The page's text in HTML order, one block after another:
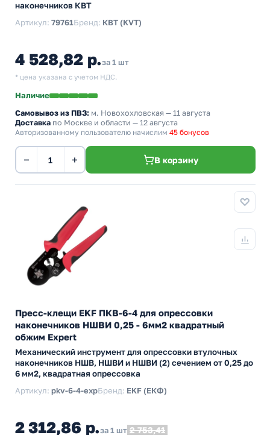
наконечников КВТ
Артикул: 79761Бренд: КВТ (KVT)
4 528,82 р.за 1 шт
* цена указана с учетом НДС.
Наличие
Самовывоз из ПВЗ: м. Новохохловская — 11 августа
Доставка по Москве и области — 12 августа
Авторизованному пользователю начислим 45 бонусов
− + В корзину
Пресс-клещи EKF ПКВ-6-4 для опрессовки
наконечников НШВИ 0,25 - 6мм2 квадратный
обжим Expert
Механический инструмент для опрессовки втулочных
наконечников НШВ, НШВИ и НШВИ (2) сечением от 0,25 до
6 мм2, квадратная опрессовка
Артикул: pkv-6-4-expБренд: EKF (ЕКФ)
2 312,86 р.за 1 шт 2 753,41